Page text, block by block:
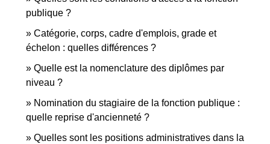
publique ?
Catégorie, corps, cadre d'emplois, grade et
échelon : quelles différences ?
Quelle est la nomenclature des diplômes par
niveau ?
Nomination du stagiaire de la fonction publique :
quelle reprise d'ancienneté ?
Quelles sont les positions administratives dans la